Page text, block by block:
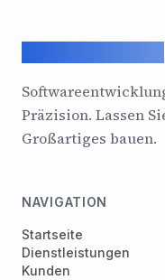
Präzision. Lassen
Großartiges bauen.
NAVIGATION
Startseite
Dienstleistungen
Kunden